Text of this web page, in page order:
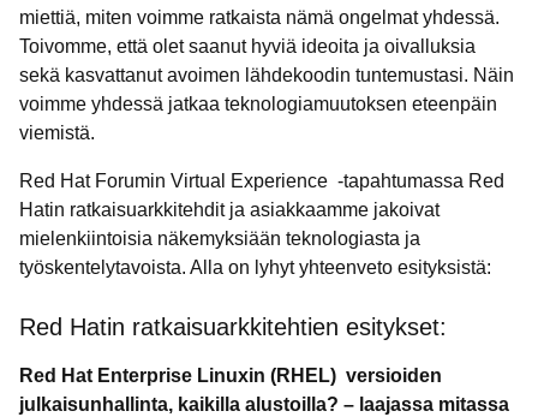
miettiä, miten voimme ratkaista nämä ongelmat yhdessä.
Toivomme, että olet saanut hyviä ideoita ja oivalluksia
sekä kasvattanut avoimen lähdekoodin tuntemustasi. Näin
voimme yhdessä jatkaa teknologiamuutoksen eteenpäin
viemistä.
Red Hat Forumin Virtual Experience -tapahtumassa Red
Hatin ratkaisuarkkitehdit ja asiakkaamme jakoivat
mielenkiintoisia näkemyksiään teknologiasta ja
työskentelytavoista. Alla on lyhyt yhteenveto esityksistä:
Red Hatin ratkaisuarkkitehtien esitykset:
Red Hat Enterprise Linuxin (RHEL) versioiden
julkaisunhallinta, kaikilla alustoilla? – laajassa mitassa